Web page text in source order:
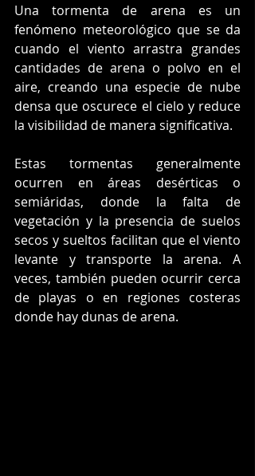
Una tormenta de arena es un
fenómeno meteorológico que se da
cuando el viento arrastra grandes
cantidades de arena o polvo en el
aire, creando una especie de nube
densa que oscurece el cielo y reduce
la visibilidad de manera significativa.
Estas tormentas generalmente
ocurren en áreas desérticas o
semiáridas, donde la falta de
vegetación y la presencia de suelos
secos y sueltos facilitan que el viento
levante y transporte la arena. A
veces, también pueden ocurrir cerca
de playas o en regiones costeras
donde hay dunas de arena.